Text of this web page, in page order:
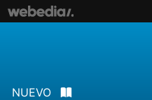
NUEVO